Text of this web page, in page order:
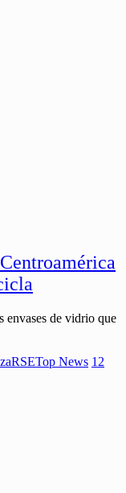
envases de vidrio que
Top News 12